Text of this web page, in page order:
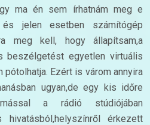
ma én sem írhatnám meg e
jelen esetben számítógép
meg kell, hogy állapítsam,a
beszélgetést egyetlen virtuális
Ezért is várom annyira
ugyan,de egy kis időre
a rádió stúdiójában
hivatásból,helyszínről érkezett